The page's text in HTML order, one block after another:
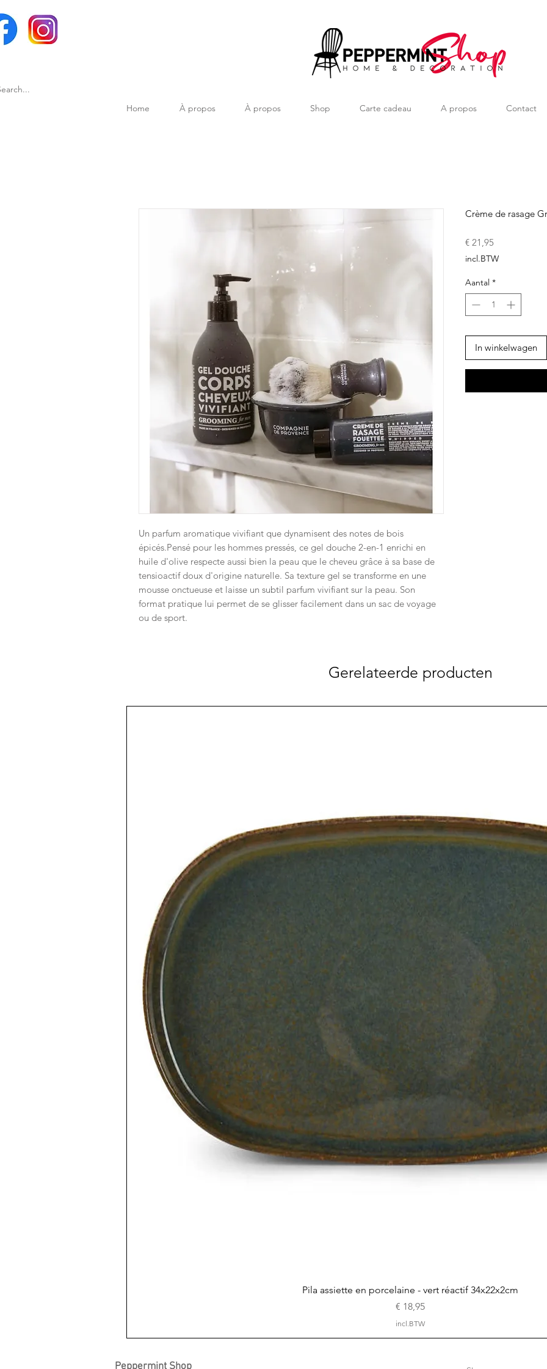
Home À propos À propos Shop Carte cadeau A propos Contact
Un parfum aromatique vivifiant que dynamisent des notes de bois
épicés.Pensé pour les hommes pressés, ce gel douche 2-en-1 enrichi en
huile d'olive respecte aussi bien la peau que le cheveu grâce à sa base de
tensioactif doux d'origine naturelle. Sa texture gel se transforme en une
mousse onctueuse et laisse un subtil parfum vivifiant sur la peau. Son
format pratique lui permet de se glisser facilement dans un sac de voyage
ou de sport.
Crème de rasage
€ 21,95
incl.BTW
Aantal *
In winkelwagen
Gerelateerde producten
Snel overzicht
Pila assiette en porcelaine - vert réactif 34x22x2cm
Prijs
€ 18,95
incl.BTW